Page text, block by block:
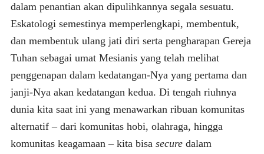
dalam penantian akan dipulihkannya segala sesuatu.
Eskatologi semestinya memperlengkapi, membentuk,
dan membentuk ulang jati diri serta pengharapan Gereja
Tuhan sebagai umat Mesianis yang telah melihat
penggenapan dalam kedatangan-Nya yang pertama dan
janji-Nya akan kedatangan kedua. Di tengah riuhnya
dunia kita saat ini yang menawarkan ribuan komunitas
alternatif – dari komunitas hobi, olahraga, hingga
komunitas keagamaan – kita bisa securedalam